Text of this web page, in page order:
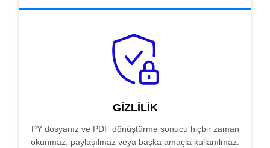
GIZLILIK
PY dosyanız ve PDF dönüştürme sonucu hiçbir zaman
okunmaz, paylaşılmaz veya başka amaçla kullanılmaz.